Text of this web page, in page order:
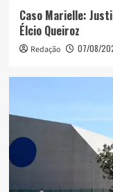
Caso Marielle:
Élcio Queiroz
Redação 07/08/